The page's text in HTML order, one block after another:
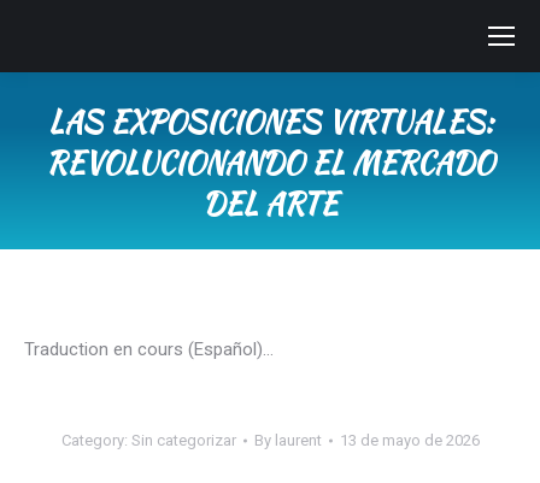
LAS EXPOSICIONES VIRTUALES:
REVOLUCIONANDO EL MERCADO
DEL ARTE
Traduction en cours (Español)…
Category: Sin categorizar By laurent 13 de mayo de 2026